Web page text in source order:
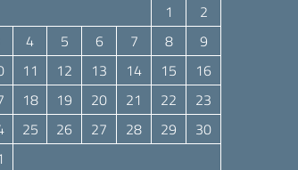
1
2
4 5 6 7 8
9
11 12 13 14 15
16
18 19 20 21 22
23
25 26 27 28 29
30